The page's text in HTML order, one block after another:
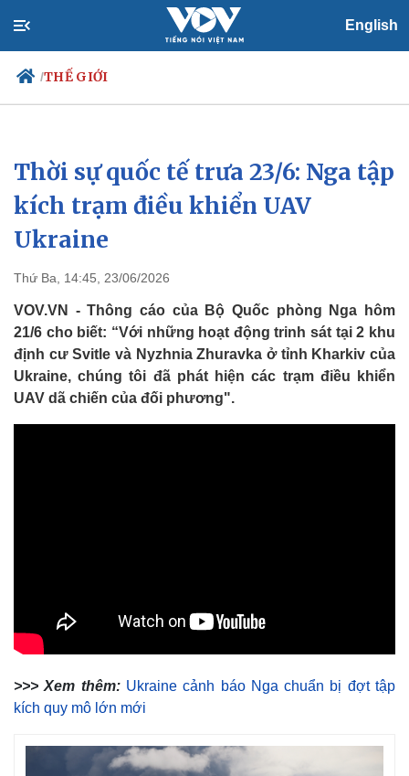
English
/THẾ GIỚI
Chính trị
Đảng
Tổ chức nhân sự
Quốc hội
Xã hội
Tin 24h
Dự báo thời tiết
Thời sự quốc tế trưa 23/6: Nga tập
kích trạm điều khiển UAV
Ukraine
Thứ Ba, 14:45, 23/06/2026
VOV.VN - Thông cáo của Bộ Quốc phòng Nga hôm
21/6 cho biết: “Với những hoạt động trinh sát tại 2 khu
định cư Svitle và Nyzhnia Zhuravka ở tỉnh Kharkiv của
Ukraine, chúng tôi đã phát hiện các trạm điều khiển
UAV dã chiến của đối phương".
>>> Xem thêm: Ukraine cảnh báo Nga chuẩn bị đợt tập
kích quy mô lớn mới